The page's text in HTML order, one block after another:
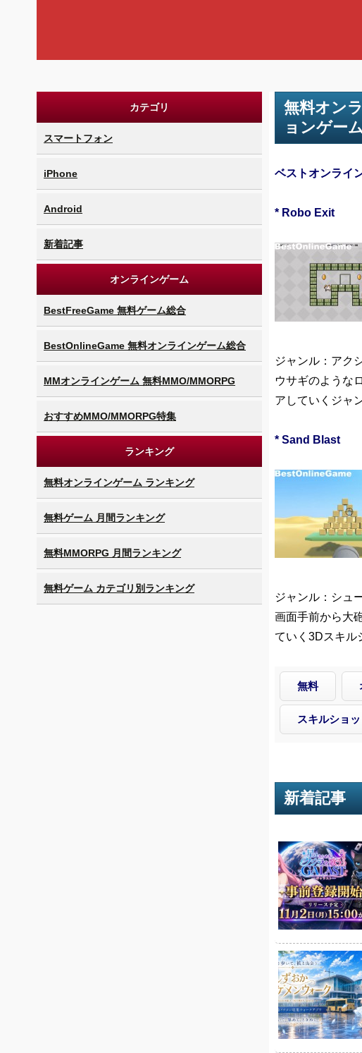
カテゴリ
スマートフォン
iPhone
Android
新着記事
オンラインゲーム
BestFreeGame 無料ゲーム総合
BestOnlineGame 無料オンラインゲーム総合
MMオンラインゲーム 無料MMO/MMORPG
おすすめMMO/MMORPG特集
ランキング
無料オンラインゲーム ランキング
無料ゲーム 月間ランキング
無料MMORPG 月間ランキング
無料ゲーム カテゴリ別ランキング
無料オン
ョンゲー
ベストオンライ
* Robo Exit
ジャンル：アク
ウサギのような
アしていくジャ
* Sand Blast
ジャンル：シュ
画面手前から大
ていく3Dスキル
無料
スキルショッ
新着記事